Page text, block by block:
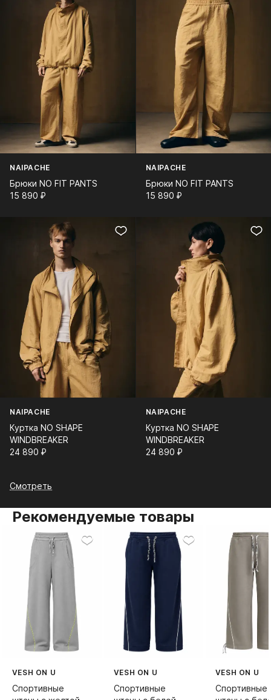
NAIPACHE
Брюки NO FIT PANTS
15 890⁠ ⁠₽
NAIPACHE
Брюки NO FIT PANTS
15 890⁠ ⁠₽
NAIPACHE
Куртка NO SHAPE
WINDBREAKER
24 890⁠ ⁠₽
NAIPACHE
Куртка NO SHAPE
WINDBREAKER
24 890⁠ ⁠₽
Смотреть
Рекомендуемые товары
VESH ON U
Спортивные
VESH ON U
Спортивные
VESH ON U
Спортивные